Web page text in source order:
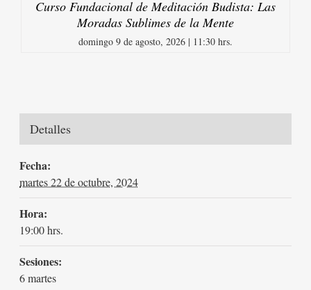
Curso Fundacional de Meditación Budista: Las
Moradas Sublimes de la Mente
domingo 9 de agosto, 2026 | 11:30 hrs.
Detalles
Fecha:
martes 22 de octubre, 2024
Hora:
19:00 hrs.
Sesiones:
6 martes